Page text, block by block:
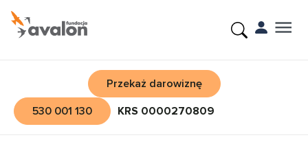
Przekaż darowiznę
530 001 130
KRS 0000270809